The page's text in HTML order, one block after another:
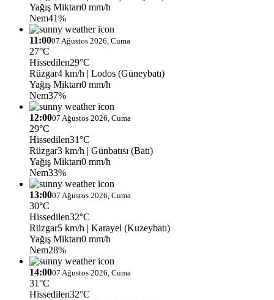
Yağış Miktarı0 mm/h
Nem41%
11:0007 Ağustos 2026, Cuma
27°C
Hissedilen29°C
Rüzgar4 km/h | Lodos (Güneybatı)
Yağış Miktarı0 mm/h
Nem37%
12:0007 Ağustos 2026, Cuma
29°C
Hissedilen31°C
Rüzgar3 km/h | Günbatısı (Batı)
Yağış Miktarı0 mm/h
Nem33%
13:0007 Ağustos 2026, Cuma
30°C
Hissedilen32°C
Rüzgar5 km/h | Karayel (Kuzeybatı)
Yağış Miktarı0 mm/h
Nem28%
14:0007 Ağustos 2026, Cuma
31°C
Hissedilen32°C